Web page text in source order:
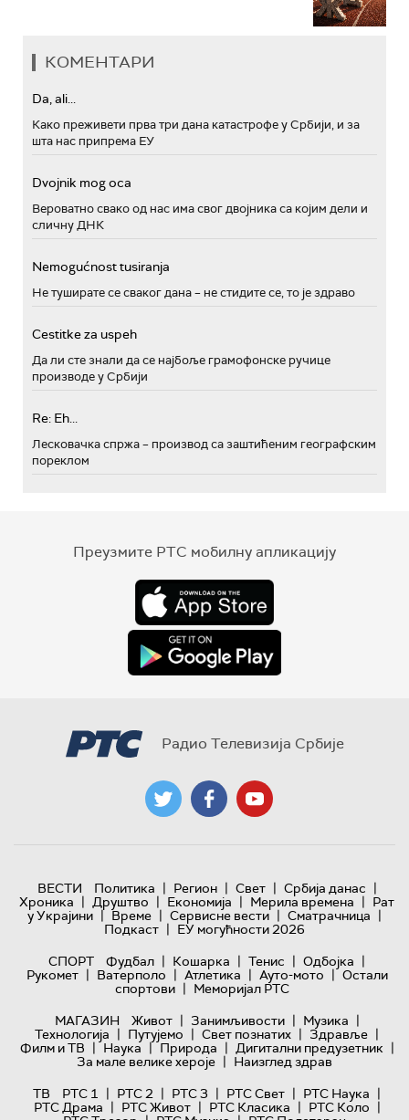
КОМЕНТАРИ
Da, ali...
Како преживети прва три дана катастрофе у Србији, и за
шта нас припрема ЕУ
Dvojnik mog oca
Вероватно свако од нас има свог двојника са којим дели и
сличну ДНК
Nemogućnost tusiranja
Не туширате се сваког дана – не стидите се, то је здраво
Cestitke za uspeh
Да ли сте знали да се најбоље грамофонске ручице
производе у Србији
Re: Eh...
Лесковачка спржа – производ са заштићеним географским
пореклом
Преузмите РТС мобилну апликацију
Радио Телевизија Србије
ВЕСТИ Политика | Регион | Свет | Србија данас |
Хроника | Друштво | Економија | Мерила времена | Рат
у Украјини | Време | Сервисне вести | Сматрачница |
Подкаст | ЕУ могућности 2026
СПОРТ
Фудбал | Кошарка | Тенис | Одбојка |
Рукомет | Ватерполо | Атлетика | Ауто-мото | Остали
спортови | Меморијал РТС
МАГАЗИН
Живот | Занимљивости | Музика |
Технологијa | Путујемо | Свет познатих | Здравље |
Филм и ТВ | Наука | Природа | Дигитални предузетник |
За мале велике хероје | Наизглед здрав
ТВ
РТС 1 | РТС 2 | РТС 3 | РТС Свет | РТС Наука |
РТС Драма | РТС Живот | РТС Класика | РТС Коло |